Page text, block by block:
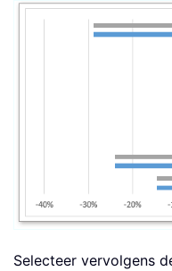
Selecteer vervolgens